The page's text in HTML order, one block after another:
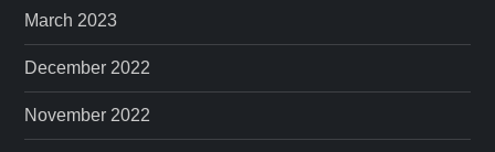
March 2023
December 2022
November 2022